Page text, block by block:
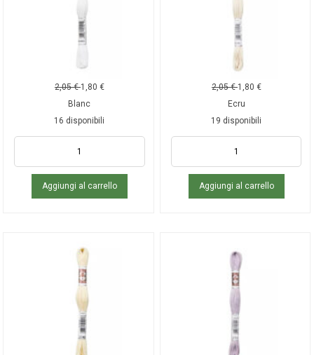
2,05€ 1,80 €
Blanc
16 disponibili
Aggiungi al carrello
2,05€ 1,80 €
Ecru
19 disponibili
Aggiungi al carrello